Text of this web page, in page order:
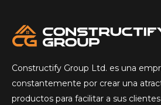
Constructify Group Ltd. es una
constantemente por crear una
productos para facilitar a sus